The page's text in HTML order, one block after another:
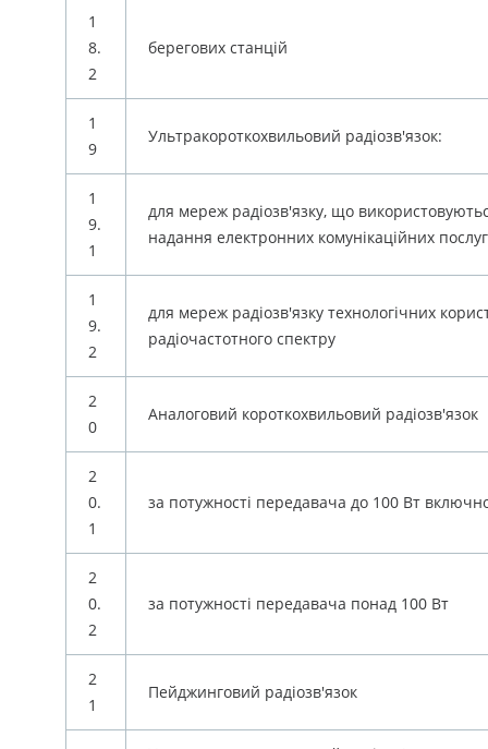
1
8.
2
берегових станцій
1
9
Ультракороткохвильовий радіозв'язок:
1
9.
1
для мереж радіозв'язку, що
надання електронних комунікаційних послуг
1
9.
2
для мереж радіозв'язку технологічних
радіочастотного спектру
2
0
Аналоговий короткохвильовий радіозв'язок
2
0.
1
за потужності передавача до 100 Вт
2
0.
2
за потужності передавача понад 100 Вт
2
1
Пейджинговий радіозв'язок